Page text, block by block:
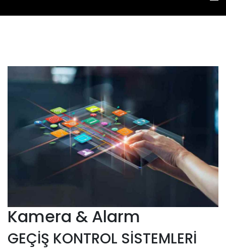
Kamera & Alarm
GEÇİŞ KONTROL SİSTEMLERİ